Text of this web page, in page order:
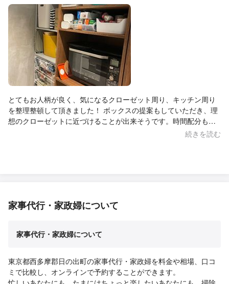
とてもお人柄が良く、気になるクローゼット周り、キッチン周り
を整理整頓して頂きました！ ボックスの提案もしていただき、理
想のクローゼットに近づけることが出来そうです。時間配分もキ
ッチリされており、3時間で気になるところを全て終わらせること
続きを読む
家事代行・家政婦について
家事代行・家政婦について
東京都西多摩郡日の出町の家事代行・家政婦を料金や相場、口コ
ミで比較し、オンラインで予約することができます。